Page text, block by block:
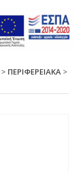
> ΠΕΡΙΦΕΡΕΙΑΚΑ >